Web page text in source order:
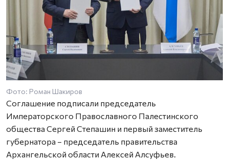
Фото: Роман Шакиров
Соглашение подписали председатель
Императорского Православного Палестинского
общества Сергей Степашин и первый заместитель
губернатора – председатель правительства
Архангельской области Алексей Алсуфьев.